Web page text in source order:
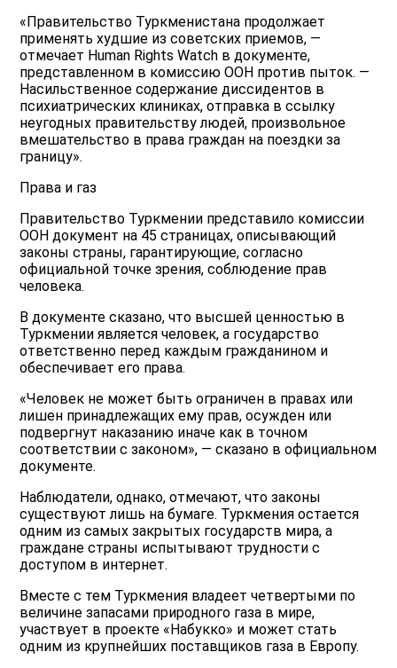
«Правительство Туркменистана продолжает
применять худшие из советских приемов, —
отмечает Human Rights Watch в документе,
представленном в комиссию ООН против пыток. —
Насильственное содержание диссидентов в
психиатрических клиниках, отправка в ссылку
неугодных правительству людей, произвольное
вмешательство в права граждан на поездки за
границу».
Права и газ
Правительство Туркмении представило комиссии
ООН документ на 45 страницах, описывающий
законы страны, гарантирующие, согласно
официальной точке зрения, соблюдение прав
человека.
В документе сказано, что высшей ценностью в
Туркмении является человек, а государство
ответственно перед каждым гражданином и
обеспечивает его права.
«Человек не может быть ограничен в правах или
лишен принадлежащих ему прав, осужден или
подвергнут наказанию иначе как в точном
соответствии с законом», — сказано в официальном
документе.
Наблюдатели, однако, отмечают, что законы
существуют лишь на бумаге. Туркмения остается
одним из самых закрытых государств мира, а
граждане страны испытывают трудности с
доступом в интернет.
Вместе с тем Туркмения владеет четвертыми по
величине запасами природного газа в мире,
участвует в проекте «Набукко» и может стать
одним из крупнейших поставщиков газа в Европу.